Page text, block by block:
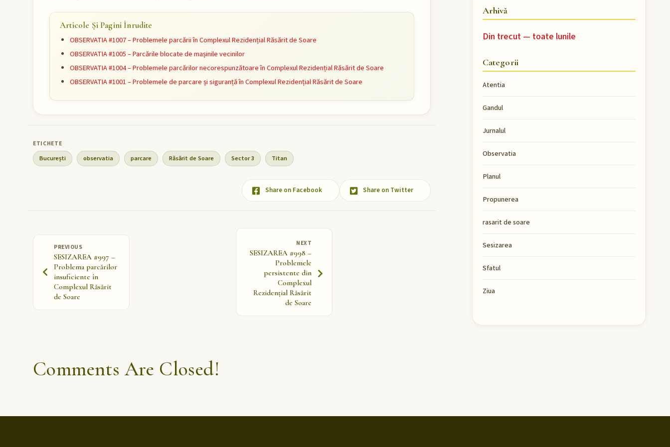
Articole Și Pagini Înrudite
OBSERVATIA #1007 – Problemele parcării în Complexul Rezidențial Răsărit de Soare
OBSERVATIA #1005 – Parcările blocate de mașinile vecinilor
OBSERVATIA #1004 – Problemele parcărilor necorespunzătoare în Complexul Rezidențial Răsărit de Soare
OBSERVATIA #1001 – Problemele de parcare și siguranță în Complexul Rezidențial Răsărit de Soare
București observatia parcare Răsărit de Soare Sector 3 Titan
Share on Facebook Share on Twitter
PREVIOUS
SESIZAREA #997 –
Problema parcărilor
insuficiente în
Complexul Răsărit
de Soare
NEXT
SESIZAREA #998 –
Problemele
persistente din
Complexul
Rezidențial Răsărit
de Soare
Comments Are Closed!
Arhivă
Din trecut — toate lunile
Categorii
Atentia
Gandul
Jurnalul
Observatia
Planul
Propunerea
rasarit de soare
Sesizarea
Sfatul
Ziua